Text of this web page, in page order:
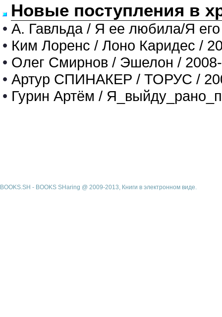
Новые поступления в
• А. Гавльда / Я ее любила/Я
• Ким Лоренс / Лоно Каридес /
• Олег Смирнов / Эшелон /
• Артур СПИНАКЕР / ТОРУС /
• Гурин Артём /
BOOKS.SH - BOOKS SHaring @ 2009-2013, Книги в электронном виде.